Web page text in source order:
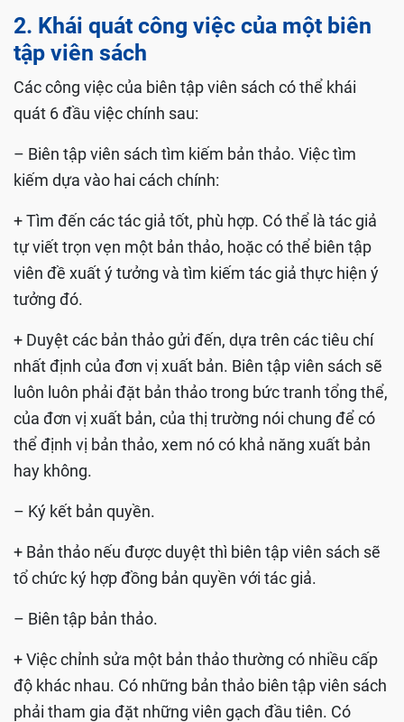
2. Khái quát công việc của một biên
tập viên sách
Các công việc của biên tập viên sách có thể khái
quát 6 đầu việc chính sau:
– Biên tập viên sách tìm kiếm bản thảo. Việc tìm
kiếm dựa vào hai cách chính:
+ Tìm đến các tác giả tốt, phù hợp. Có thể là tác giả
tự viết trọn vẹn một bản thảo, hoặc có thể biên tập
viên đề xuất ý tưởng và tìm kiếm tác giả thực hiện ý
tưởng đó.
+ Duyệt các bản thảo gửi đến, dựa trên các tiêu chí
nhất định của đơn vị xuất bản. Biên tập viên sách sẽ
luôn luôn phải đặt bản thảo trong bức tranh tổng thể,
của đơn vị xuất bản, của thị trường nói chung để có
thể định vị bản thảo, xem nó có khả năng xuất bản
hay không.
– Ký kết bản quyền.
+ Bản thảo nếu được duyệt thì biên tập viên sách sẽ
tổ chức ký hợp đồng bản quyền với tác giả.
– Biên tập bản thảo.
+ Việc chỉnh sửa một bản thảo thường có nhiều cấp
độ khác nhau. Có những bản thảo biên tập viên sách
phải tham gia đặt những viên gạch đầu tiên. Có